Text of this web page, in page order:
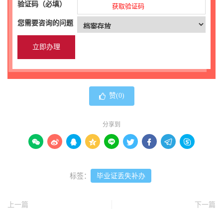
验证码（必填） 获取验证码
您需要咨询的问题
赞(0)
分享到
        
标签： 毕业证丢失补办
上一篇
下一篇